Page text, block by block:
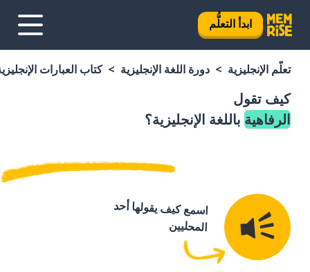
ابدأ التعلُّم
تعلَّم الإنجليزية دورة اللغة الإنجليزية كتاب العبارات
كيف تقول
الرفاهية باللغة الإنجليزية؟
اسمع كيف يقولها أحد
المحليين